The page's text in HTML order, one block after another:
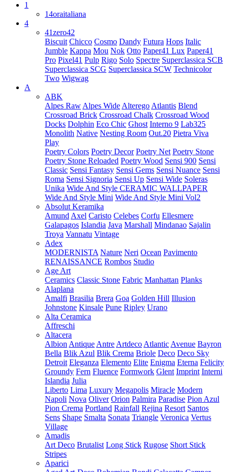
1
14oraitaliana
4
41zero42
Biscuit Chicco Cosmo Dandy Futura Hops Italic
Jumble Kappa Mou Nok Otto Paper41 Lux Paper41
Pro Pixel41 Pulp Rigo Solo Spectre Superclassica SCB
Superclassica SCG Superclassica SCW Technicolor
Two Wigwag
A
ABK
Alpes Raw Alpes Wide Alterego Atlantis Blend
Crossroad Brick Crossroad Chalk Crossroad Wood
Docks Dolphin Eco Chic Ghost Interno 9 Lab325
Monolith Native Nesting Room Out.20 Pietra Viva
Play
Poetry Colors Poetry Decor Poetry Net Poetry Stone
Poetry Stone Reloaded Poetry Wood Sensi 900 Sensi
Classic Sensi Fantasy Sensi Gems Sensi Nuance Sensi
Roma Sensi Signoria Sensi Up Sensi Wide Soleras
Unika Wide And Style CERAMIC WALLPAPER
Wide And Style Mini Wide And Style Mini Vol2
Absolut Keramika
Amund Axel Caristo Celebes Corfu Ellesmere
Galapagos Islandia Java Marshall Mindanao Sajalin
Troya Vannatu Vintage
Adex
MODERNISTA Nature Neri Ocean Pavimento
RENAISSANCE Rombos Studio
Age Art
Ceramics Classic Stone Fabric Manhattan Planks
Alaplana
Amalfi Brasilia Brera Goa Golden Hill Illusion
Johnstone Kinsale Pune Ripley Urano
Alta Ceramica
Affreschi
Altacera
Albion Antique Antre Artdeco Atlantic Avenue Bayron
Bella Blik Azul Blik Crema Briole Deco Deco Sky
Detroit Eleganza Elemento Elite Enigma Eterna Felicity
Groundy Fern Fluence Formwork Glent Imprint Interni
Islandia Julia
Liberto Lima Luxury Megapolis Miracle Modern
Napoli Nova Oliver Orion Palmira Paradise Pion Azul
Pion Crema Portland Rainfall Rejina Resort Santos
Sens Shape Smalta Sonata Triangle Veronica Vertus
Village
Amadis
Art Deco Brutalist Long Stick Rugose Short Stick
Stripes
Aparici